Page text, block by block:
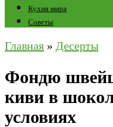
Кухня мира
Советы
Главная » Десерты
Фондю
киви в
условиях